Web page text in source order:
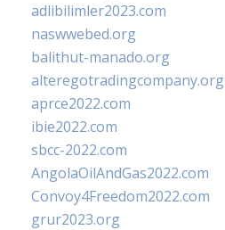
adlibilimler2023.com
naswwebed.org
balithut-manado.org
alteregotradingcompany.org
aprce2022.com
ibie2022.com
sbcc-2022.com
AngolaOilAndGas2022.com
Convoy4Freedom2022.com
grur2023.org